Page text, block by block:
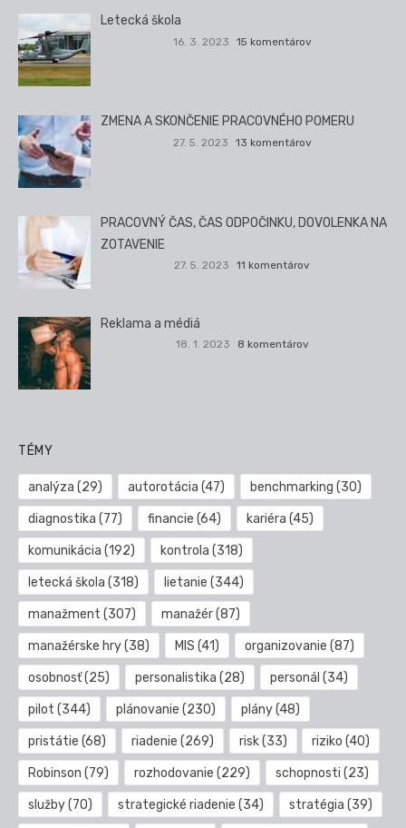
Letecká škola
16. 3. 2023 15 komentárov
ZMENA A SKONČENIE PRACOVNÉHO POMERU
27. 5. 2023 13 komentárov
PRACOVNÝ ČAS, ČAS ODPOČINKU, DOVOLENKA NA
ZOTAVENIE
27. 5. 2023 11 komentárov
Reklama a médiá
18. 1. 2023 8 komentárov
TÉMY
analýza (29) autorotácia (47) benchmarking (30)
diagnostika (77) financie (64) kariéra (45)
komunikácia (192) kontrola (318)
letecká škola (318) lietanie (344)
manažment (307) manažér(87)
manažérske hry(38) MIS (41) organizovanie (87)
osobnosť(25) personalistika (28) personál (34)
pilot (344) plánovanie (230) plány(48)
pristátie (68) riadenie (269) risk(33) riziko (40)
Robinson (79) rozhodovanie (229) schopnosti (23)
služby(70) strategické riadenie (34) stratégia (39)